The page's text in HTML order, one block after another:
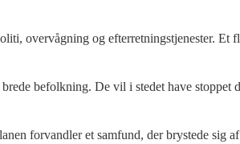
overvågning og efterretningstjenester. Et
befolkning. De vil i stedet have stoppet
forvandler et samfund, der brystede sig